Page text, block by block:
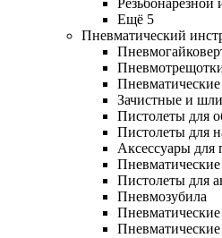
Резьбонарезной
Ещё 5
Пневматический
Пневматические
Зачистные и
Пистолеты для
Пистолеты для
Аксессуары для
Пневматические
Пистолеты для
Пневмозубила